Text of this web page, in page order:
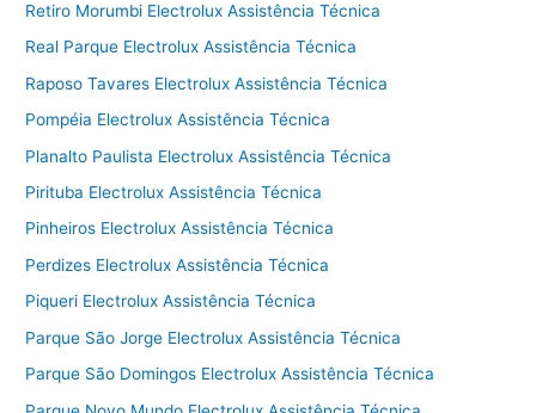
Retiro Morumbi Electrolux Assistência Técnica
Real Parque Electrolux Assistência Técnica
Raposo Tavares Electrolux Assistência Técnica
Pompéia Electrolux Assistência Técnica
Planalto Paulista Electrolux Assistência Técnica
Pirituba Electrolux Assistência Técnica
Pinheiros Electrolux Assistência Técnica
Perdizes Electrolux Assistência Técnica
Piqueri Electrolux Assistência Técnica
Parque São Jorge Electrolux Assistência Técnica
Parque São Domingos Electrolux Assistência Técnica